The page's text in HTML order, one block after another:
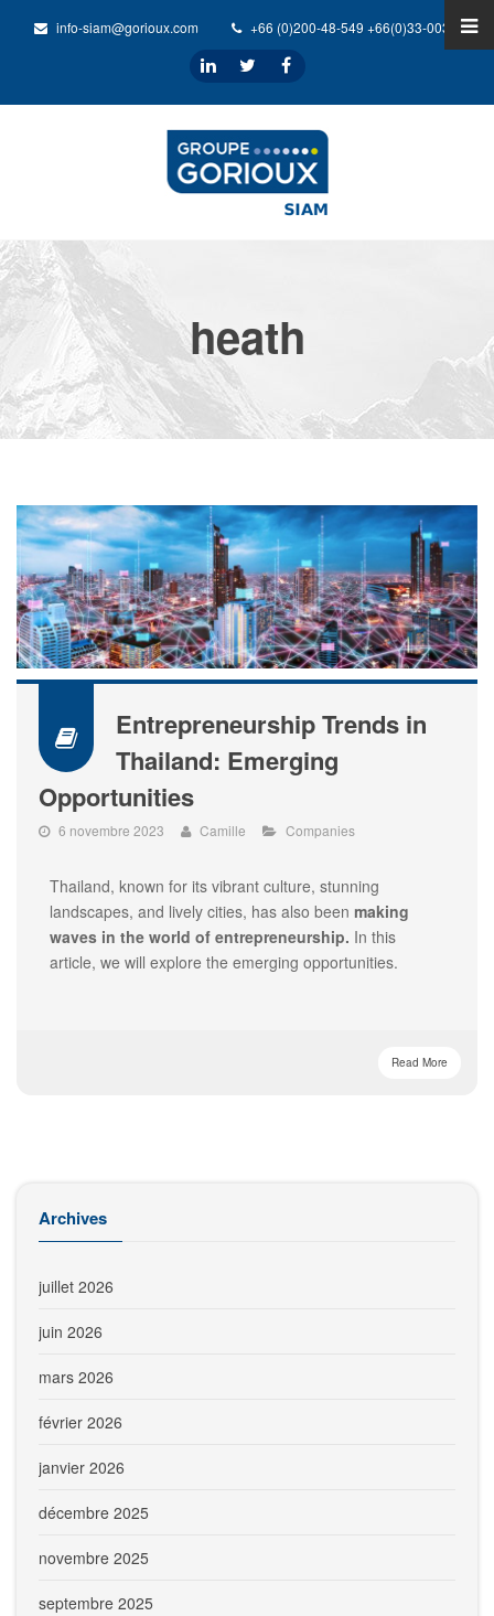
info-siam@gorioux.com +66 (0)200-48-549 +66(0)33-0032-31
heath
Entrepreneurship Trends in
Thailand: Emerging
Opportunities
6 novembre 2023 Camille Companies
Thailand, known for its vibrant culture, stunning
landscapes, and lively cities, has also been making
waves in the world of entrepreneurship. In this
article, we will explore the emerging opportunities.
Read More
Archives
juillet 2026
juin 2026
mars 2026
février 2026
janvier 2026
décembre 2025
novembre 2025
septembre 2025